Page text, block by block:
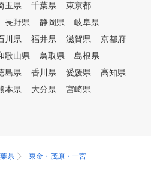
玉県 千葉県
東京都
長野県 静岡県
岐阜県
川県 福井県 滋賀県
京都府
歌山県 鳥取県
島根県
島県 香川県 愛媛県
高知県
本県 大分県
宮崎県
県
東金・茂原・一宮